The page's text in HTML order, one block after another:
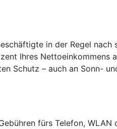
in der Regel nach
Ihres Nettoeinkommens
Schutz – auch an Sonn-
fürs Telefon, WLAN